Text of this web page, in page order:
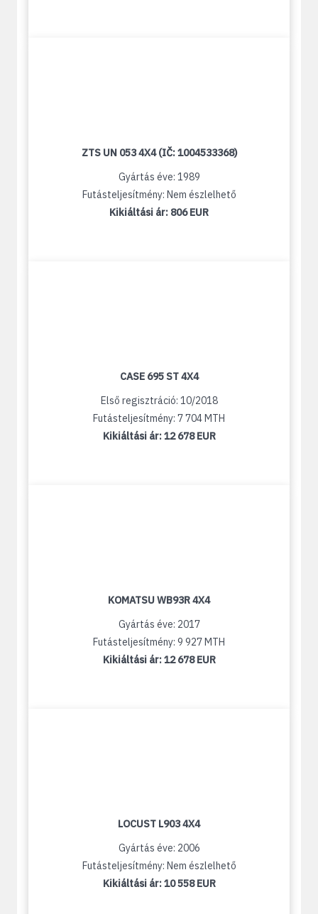
ZTS UN 053 4X4 (IČ: 1004533368)
Gyártás éve: 1989
Futásteljesítmény: Nem észlelhető
Kikiáltási ár: 806 EUR
CASE 695 ST 4X4
Első regisztráció: 10/2018
Futásteljesítmény: 7 704 MTH
Kikiáltási ár:12 678 EUR
KOMATSU WB93R 4X4
Gyártás éve: 2017
Futásteljesítmény: 9 927 MTH
Kikiáltási ár:12 678 EUR
LOCUST L903 4X4
Gyártás éve: 2006
Futásteljesítmény: Nem észlelhető
Kikiáltási ár:10 558 EUR